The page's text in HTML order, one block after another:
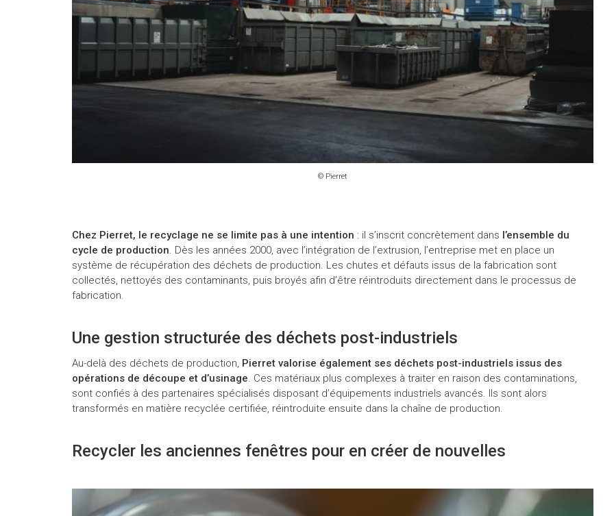
© Pierret
Chez Pierret, le recyclage ne se limite pas à une intention : il s’inscrit concrètement dans l’ensemble du
cycle de production. Dès les années 2000, avec l’intégration de l’extrusion, l’entreprise met en place un
système de récupération des déchets de production. Les chutes et défauts issus de la fabrication sont
collectés, nettoyés des contaminants, puis broyés afin d’être réintroduits directement dans le processus de
fabrication.
Une gestion structurée des déchets post-industriels
Au-delà des déchets de production, Pierret valorise également ses déchets post-industriels issus des
opérations de découpe et d’usinage. Ces matériaux plus complexes à traiter en raison des contaminations,
sont confiés à des partenaires spécialisés disposant d’équipements industriels avancés. Ils sont alors
transformés en matière recyclée certifiée, réintroduite ensuite dans la chaîne de production.
Recycler les anciennes fenêtres pour en créer de nouvelles